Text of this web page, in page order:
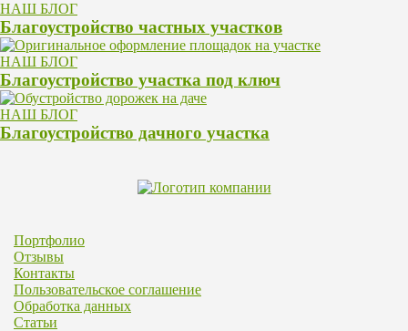
НАШ БЛОГ
Благоустройство частных участков
НАШ БЛОГ
Благоустройство участка под ключ
НАШ БЛОГ
Благоустройство дачного участка
Портфолио
Отзывы
Контакты
Пользовательское соглашение
Обработка данных
Статьи